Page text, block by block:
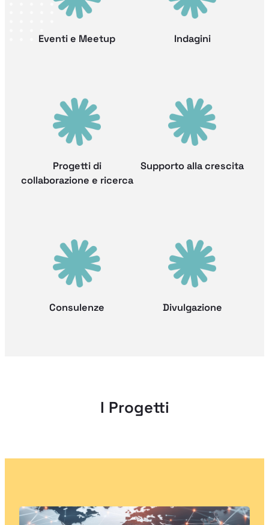
Eventi e Meetup Indagini
Progetti di
collaborazione e ricerca
Supporto alla crescita
Consulenze Divulgazione
I Progetti